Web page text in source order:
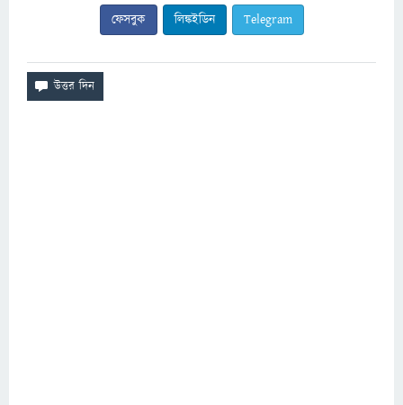
ফেসবুক লিঙ্কইডিন Telegram